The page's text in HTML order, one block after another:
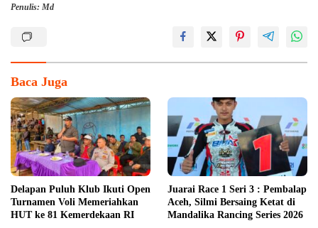
Penulis: Md
Baca Juga
Delapan Puluh Klub Ikuti Open
Turnamen Voli Memeriahkan
HUT ke 81 Kemerdekaan RI
Juarai Race 1 Seri 3 : Pembalap
Aceh, Silmi Bersaing Ketat di
Mandalika Rancing Series 2026